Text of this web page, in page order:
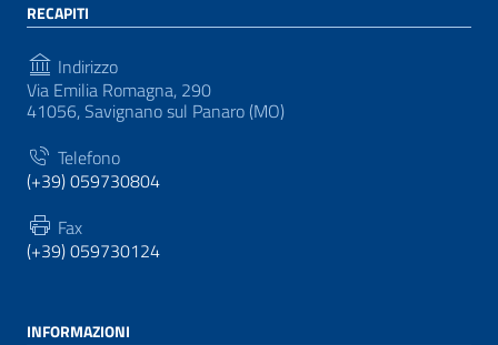
RECAPITI
Indirizzo
Via Emilia Romagna, 290
41056, Savignano sul Panaro (MO)
Telefono
(+39) 059730804
Fax
(+39) 059730124
INFORMAZIONI